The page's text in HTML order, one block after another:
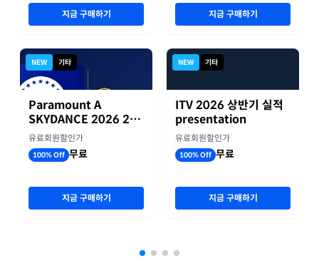
지금 구매하기
NEW 기타
Paramount A
SKYDANCE 2026 2분
기 실적
유료회원할인가
100% Off 무료
지금 구매하기
지금 구매하기
NEW 기타
ITV 2026 상반기 실적
presentation
유료회원할인가
100% Off 무료
지금 구매하기